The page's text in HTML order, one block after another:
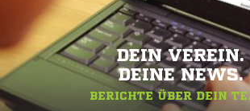
DEIN VEREIN.
DEINE NEWS.
BERICHTE ÜBER DEIN